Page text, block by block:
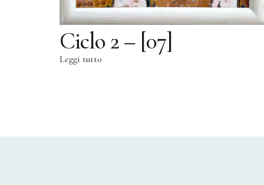
Ciclo 2 – [07]
Leggi tutto